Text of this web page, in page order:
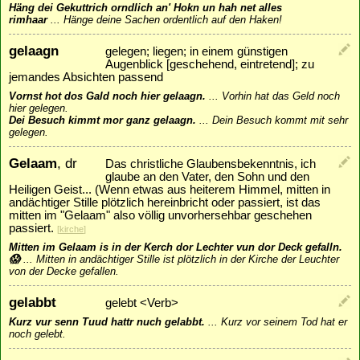
Häng dei Gekuttrich orndlich an' Hokn un hah net alles
rimhaar... Hänge deine Sachen ordentlich auf den Haken!
gelaagn
gelegen; liegen; in einem günstigen
Augenblick [geschehend, eintretend]; zu
jemandes Absichten passend
Vornst hot dos Gald noch hier gelaagn.
Vorhin hat das Geld noch
hier gelegen.
Dei Besuch kimmt mor ganz gelaagn.
Dein Besuch kommt mit sehr
gelegen.
Gelaam, dr
Das christliche Glaubensbekenntnis, ich
glaube an den Vater, den Sohn und den
Heiligen Geist... (Wenn etwas aus heiterem Himmel, mitten in
andächtiger Stille plötzlich hereinbricht oder passiert, ist das
mitten im "Gelaam" also völlig unvorhersehbar geschehen
passiert. [kirche]
Mitten im Gelaam is in der Kerch dor Lechter vun dor Deck gefalln.
😱... Mitten in andächtiger Stille ist plötzlich in der Kirche der Leuchter
von der Decke gefallen.
gelabbt gelebt <Verb>
Kurz vur senn Tuud hattr nuch gelabbt.
Kurz vor seinem Tod hat er
noch gelebt.